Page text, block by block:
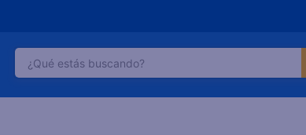
¿Qué estás buscando?
TÉRMINOS MÁS BUSCADOS